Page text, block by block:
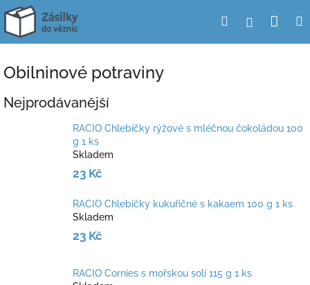
Přejít
obsah
HledatPřihlášení
Obilninové potraviny
Nejprodávanější
RACIO Chlebíčky rýžové s mléčnou čokoládou 100
g 1 ks
Skladem
23 Kč
RACIO Chlebíčky kukuřičné s kakaem 100 g 1 ks
Skladem
23 Kč
RACIO Cornies s mořskou solí 115 g 1 ks